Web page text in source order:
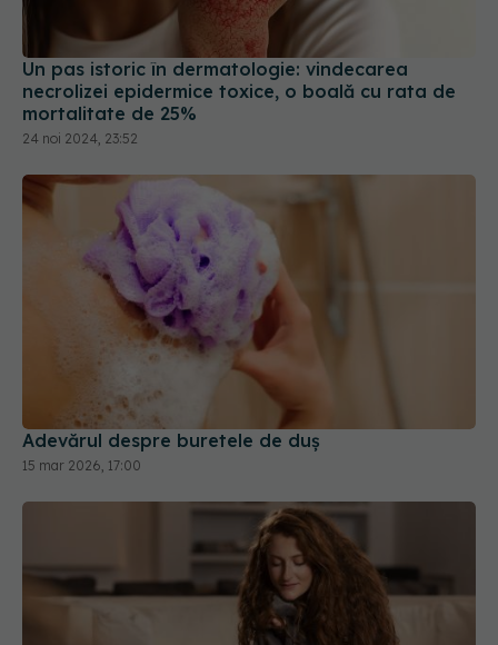
Un pas istoric în dermatologie: vindecarea
necrolizei epidermice toxice, o boală cu rata de
mortalitate de 25%
24 noi 2024, 23:52
Adevărul despre buretele de duș
15 mar 2026, 17:00